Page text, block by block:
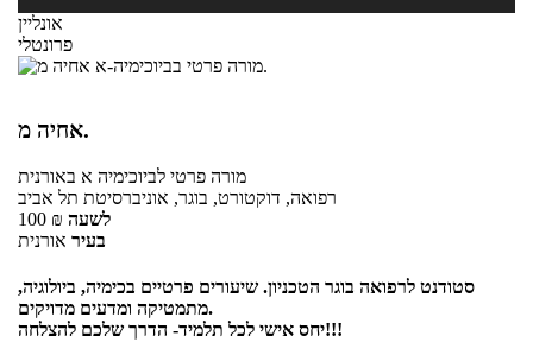
אונליין
פרונטלי
אחיה מ.
מורה פרטי לביוכימיה א באורנית
רפואה, דוקטורט, בוגר, אוניברסיטת תל אביב
100 ₪ לשעה
בעיר אורנית
סטודנט לרפואה בוגר הטכניון. שיעורים פרטיים בכימיה, ביולוגיה,
מתמטיקה ומדעים מדויקים.
יחס אישי לכל תלמיד- הדרך שלכם להצלחה!!!